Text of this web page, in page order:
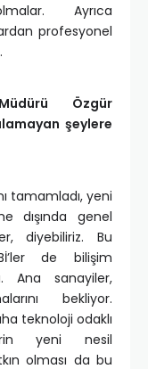
Ayrıca
profesyonel
Özgür
şeylere
tamamladı, yeni
dışında genel
diyebiliriz. Bu
de bilişim
Ana sanayiler,
bekliyor.
teknoloji odaklı
yeni nesil
olması da bu